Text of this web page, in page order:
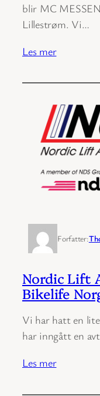
blir MC
Lillestrøm. Vi…
Les mer
Forfatter:
Nordic Lift
Bikelife
Vi har hatt en
har inngått en
Les mer